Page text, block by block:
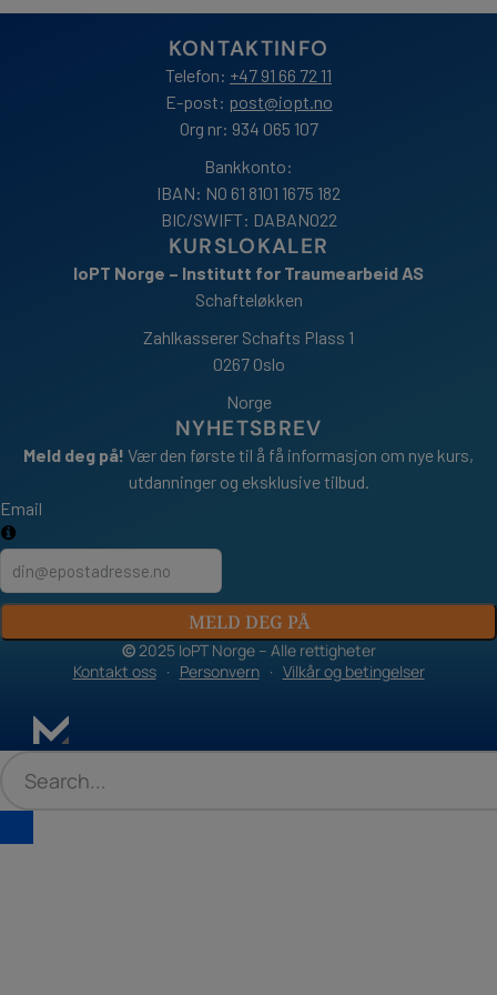
KONTAKTINFO
Telefon: +47 91 66 72 11
E-post: post@iopt.no
Org nr: 934 065 107
Bankkonto:
IBAN: NO 61 8101 1675 182
BIC/SWIFT: DABANO22
KURSLOKALER
IoPT Norge – Institutt for Traumearbeid AS
Schafteløkken
Zahlkasserer Schafts Plass 1
0267 Oslo
Norge
NYHETSBREV
Meld deg på! Vær den første til å få informasjon om nye kurs,
utdanninger og eksklusive tilbud.
Email
MELD DEG PÅ
©2025 IoPT Norge – Alle rettigheter
Kontakt oss· Personvern· Vilkår og betingelser